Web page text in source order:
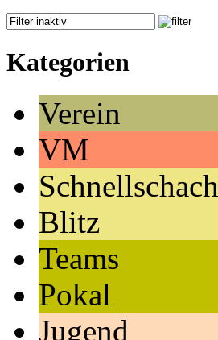
Kategorien
Verein
VM
Schnellschach
Blitz
Teams
Pokal
Jugend